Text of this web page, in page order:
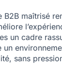
B2B maîtrisé
un cadre
un
sans